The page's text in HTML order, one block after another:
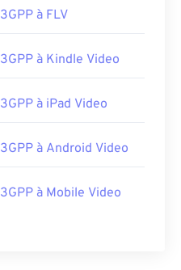
3GPP à FLV
3GPP à Kindle Video
3GPP à iPad Video
3GPP à Android Video
3GPP à Mobile Video